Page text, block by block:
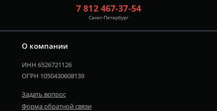
О компании
ИНН 6526721126
ОГРН 1050430608139
Задать вопрос
Форма обратной связи
7 812 467-37-54
Санкт-Петербург